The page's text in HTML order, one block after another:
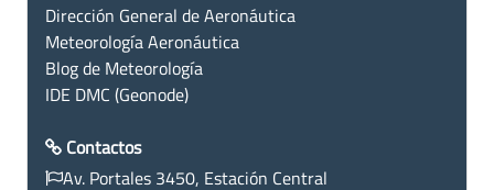
Dirección General de Aeronáutica
Meteorología Aeronáutica
Blog de Meteorología
IDE DMC (Geonode)
Contactos
Av. Portales 3450, Estación Central